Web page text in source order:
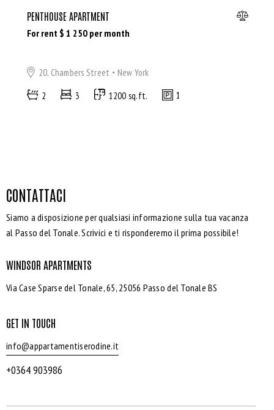
TV Cable (6)
WiFi (11)
PENTHOUSE APARTMENT
For rent $ 1 250 per month
20, Chambers Street
New York
2
3 1200 sq.ft. 1
CONTATTACI
Siamo a disposizione per qualsiasi informazione sulla tua vacanza
al Passo del Tonale. Scrivici e ti risponderemo il prima possibile!
WINDSOR APARTMENTS
Via Case Sparse del Tonale, 65, 25056 Passo del Tonale BS
GET IN TOUCH
info@appartamentiserodine.it
+0364 903986